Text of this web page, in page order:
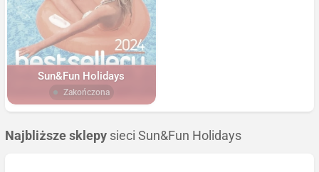
Sun&Fun Holidays
Zakończona
Najbliższe sklepy sieci Sun&Fun Holidays